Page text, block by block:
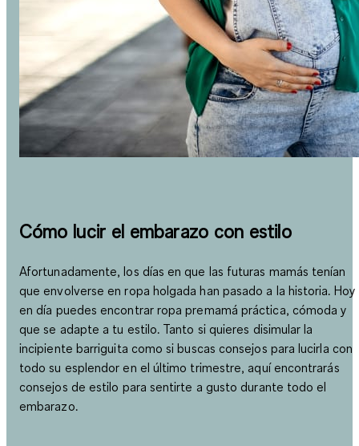
Cómo lucir el embarazo con estilo
Afortunadamente, los días en que las futuras mamás tenían
que envolverse en ropa holgada han pasado a la historia. Hoy
en día puedes encontrar ropa premamá práctica, cómoda y
que se adapte a tu estilo. Tanto si quieres disimular la
incipiente barriguita como si buscas consejos para lucirla con
todo su esplendor en el último trimestre, aquí encontrarás
consejos de estilo para sentirte a gusto durante todo el
embarazo.